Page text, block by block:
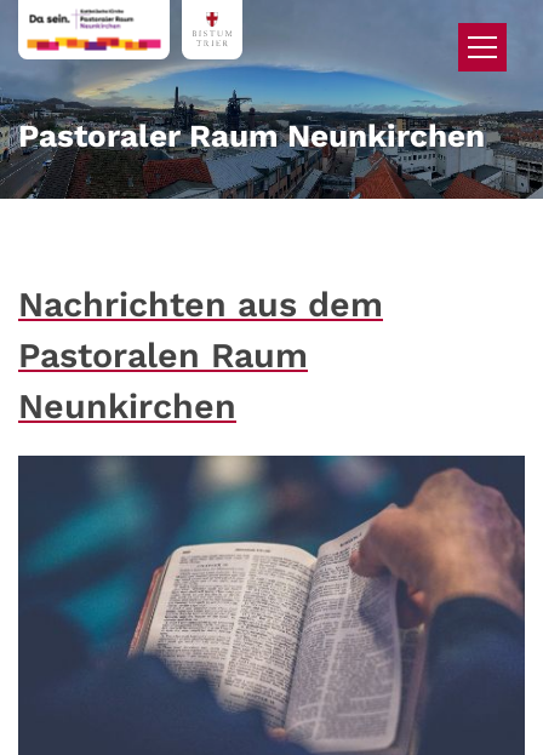
Zum Inhalt springen
Pastoraler Raum Neunkirchen
Nachrichten aus dem
Pastoralen Raum
Neunkirchen